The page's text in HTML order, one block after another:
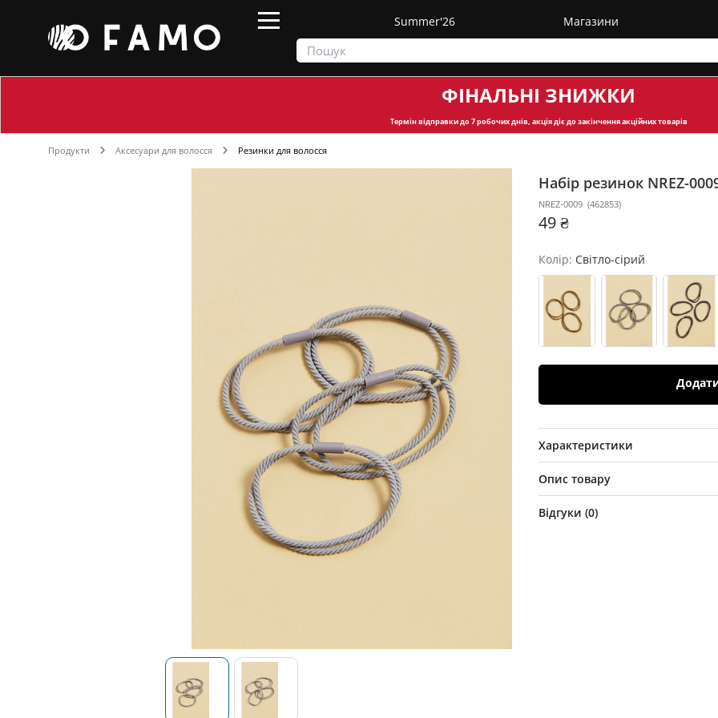
Summer'26 Магазини
ФІНАЛЬНІ ЗНИЖКИ
Термін відправкидо 7 робочих днів, акція діє до закінчення акційних товарів
Продукти Аксесуари для волосся Резинки для волосся
Набір резинок NREZ-
NREZ-0009 (462853)
49 ₴
Колір: Світло-сірий
Характеристики
Опис товару
Відгуки (0)